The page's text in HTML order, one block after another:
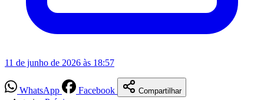
11 de junho de 2026 às 18:57
WhatsApp Facebook Compartilhar